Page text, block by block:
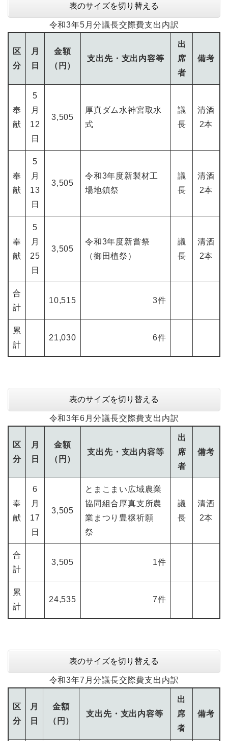
表のサイズを切り替える
令和3年5月分議長交際費支出内訳
区
分
月
日
金額
（円）
支出先・支出内容等
出
席
者
備考
奉
献
5
月
12
日
3,505
厚真ダム水神宮取水
式
議
長
清酒
2本
奉
献
5
月
13
日
3,505
令和3年度新製材工
場地鎮祭
議
長
清酒
2本
奉
献
5
月
25
日
3,505
令和3年度新嘗祭
（御田植祭）
議
長
清酒
2本
合
計
10,515 3件
累
計
21,030 6件
表のサイズを切り替える
令和3年6月分議長交際費支出内訳
区
分
月
日
金額
（円）
支出先・支出内容等
出
席
者
備考
奉
献
6
月
17
日
3,505
とまこまい広域農業
協同組合厚真支所農
業まつり豊穣祈願
祭
議
長
清酒
2本
合
計
3,505 1件
累
計
24,535 7件
表のサイズを切り替える
令和3年7月分議長交際費支出内訳
区
分
月
日
金額
（円）
支出先・支出内容等
出
席
者
備考